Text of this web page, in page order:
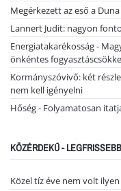
Megérkezett az eső a
Lannert Judit: nagyon
Energiatakarékosság -
önkéntes
Kormányszóvivő: két
nem kell igényelni
Hőség - Folyamatosan
KÖZÉRDEKŰ - LEGFRISSEBB
Közel tíz éve nem volt